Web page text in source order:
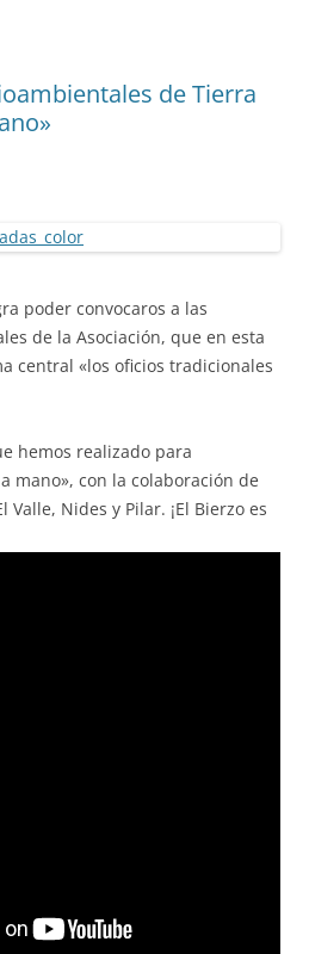
de Tierra
poder convocaros a las
de la Asociación, que en esta
central «los oficios tradicionales
hemos realizado para
mano», con la colaboración de
Valle, Nides y Pilar. ¡El Bierzo es